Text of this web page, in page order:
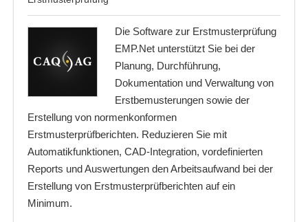
Die Software zur Erstmusterprüfung
EMP.Net unterstützt Sie bei der
Planung, Durchführung,
Dokumentation und Verwaltung von
Erstbemusterungen sowie der
Erstellung von normenkonformen
Erstmusterprüfberichten. Reduzieren Sie mit
Automatikfunktionen, CAD-Integration, vordefinierten
Reports und Auswertungen den Arbeitsaufwand bei der
Erstellung von Erstmusterprüfberichten auf ein
Minimum.